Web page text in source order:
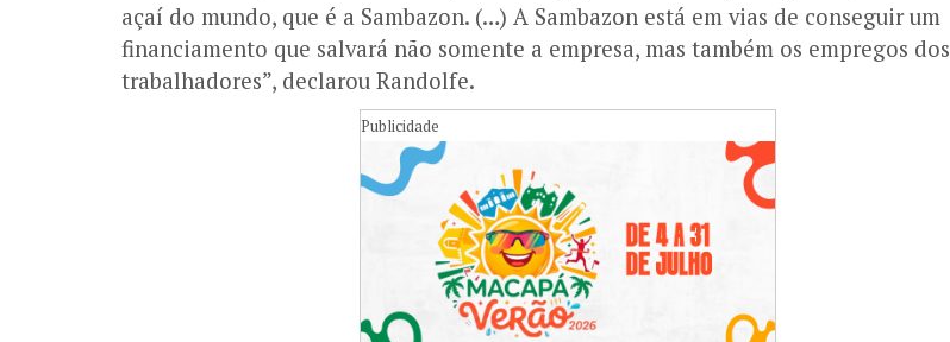
açaí do mundo, que é a Sambazon. (…) A Sambazon está em vias de conseguir um
financiamento que salvará não somente a empresa, mas também os empregos dos
trabalhadores”, declarou Randolfe.
Publicidade